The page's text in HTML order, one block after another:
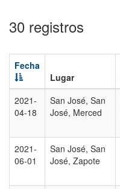
30 registros
Fecha
Lugar
2021-
04-18
San José, San
José, Merced
2021-
06-01
San José, San
José, Zapote